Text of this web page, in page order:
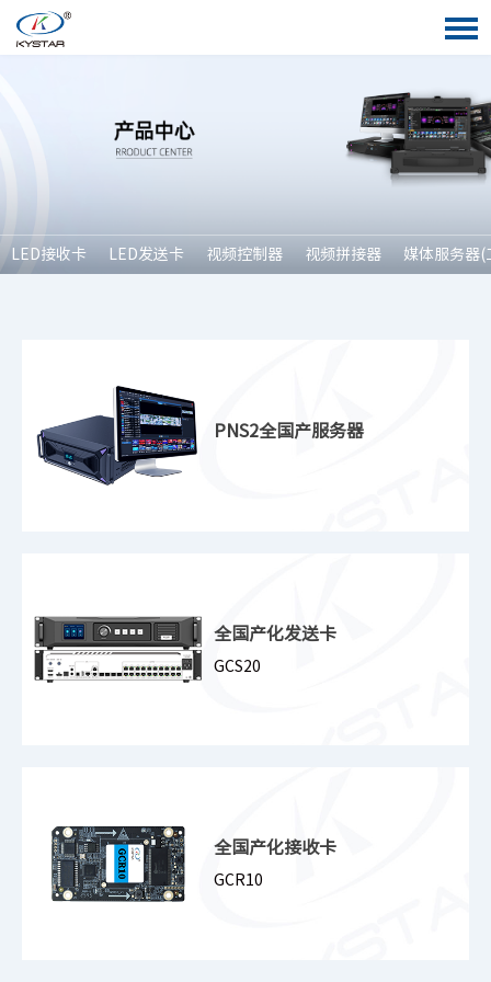
LED接收卡 LED发送卡 视频控制器 视频拼接器 媒体服务器(
PNS2全国产服务器
全国产化发送卡
GCS20
全国产化接收卡
GCR10